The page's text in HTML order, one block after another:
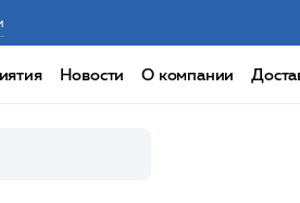
Новости О компании